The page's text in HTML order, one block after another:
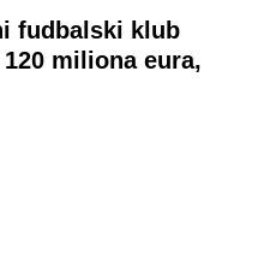
fudbalski klub
miliona eura,